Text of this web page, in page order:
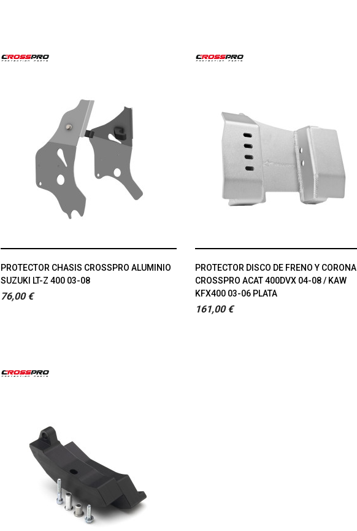
PROTECTOR CHASIS CROSSPRO ALUMINIO
SUZUKI LT-Z 400 03-08
76,00 €
PROTECTOR DISCO DE FRENO Y CORONA
CROSSPRO ACAT 400DVX 04-08 / KAW
KFX400 03-06 PLATA
161,00 €